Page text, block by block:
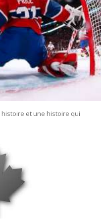
histoire et une histoire qui